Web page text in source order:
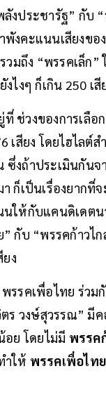
งประชารัฐ” กับ “
พังคะแนนเสียงขอ
วมถึง “พรรคเล็ก”
ไงๆ ก็เกิน 250 เสี
ช่วงของการเลือ
เสียง โดยไฮไลต์
ซึ่งถ้าประเมินกัน
ก็เป็นเรื่องยากที่
นให้กับแคนดิเดตน
” กับ “พรรคก้าวไ
ยง
รรคเพื่อไทย ร่วม
ร วงษ์สุวรรณ” มี
อย โดยไม่มี พรรค
ำให้ พรรคเพื่อไทย